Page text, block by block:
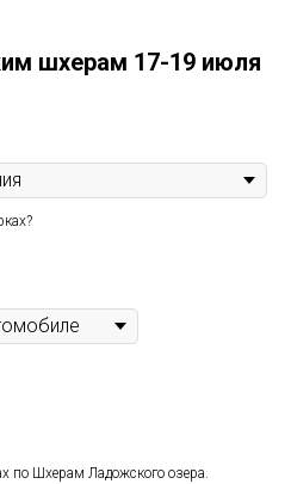
шхерам 17-19 июля
по Шхерам Ладожского озера.